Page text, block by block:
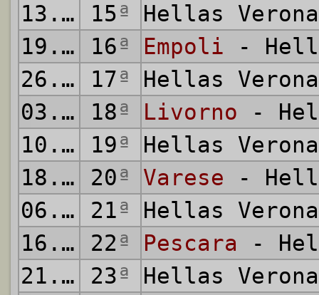
13.11.2011
15ª
Hellas
19.11.2011
16ª Empoli -
26.11.2011
17ª
Hellas
03.12.2011
18ª Livorno -
10.12.2011
19ª
Hellas
18.12.2011
20ª Varese -
06.01.2012
21ª
Hellas
16.01.2012
22ª Pescara -
21.01.2012
23ª
Hellas